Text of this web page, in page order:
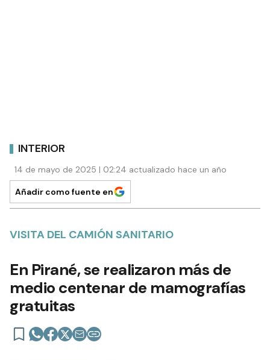
INTERIOR
14 de mayo de 2025 | 02:24 actualizado hace un año
Añadir como fuente en
VISITA DEL CAMIÓN SANITARIO
En Pirané, se realizaron más de
medio centenar de mamografías
gratuitas